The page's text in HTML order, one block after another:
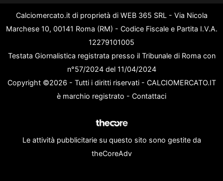
Calciomercato.it di proprietà di WEB 365 SRL - Via Nicola
Marchese 10, 00141 Roma (RM) - Codice Fiscale e Partita I.V.A.
12279101005
Testata Giornalistica registrata presso il Tribunale di Roma con
n°57/2024 del 11/04/2024
Copyright ©2026 - Tutti i diritti riservati - CALCIOMERCATO.IT
è marchio registrato - Contattaci
Le attività pubblicitarie su questo sito sono gestite da
theCoreAdv